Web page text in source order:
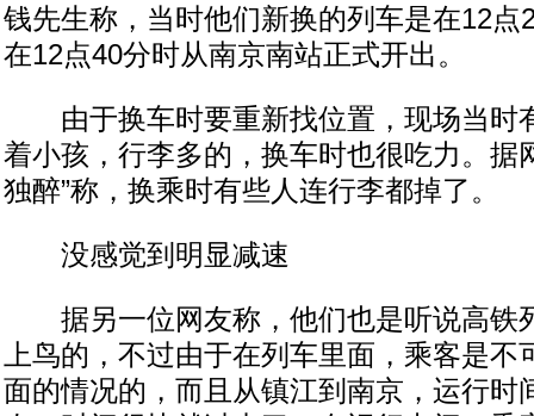
钱先生称，当时他们新换的列车是在12点
在12点40分时从南京南站正式开出。
由于换车时要重新找位置，现场当时
着小孩，行李多的，换车时也很吃力。据
独醉”称，换乘时有些人连行李都掉了。
没感觉到明显减速
据另一位网友称，他们也是听说高铁
上鸟的，不过由于在列车里面，乘客是不
面的情况的，而且从镇江到南京，运行时